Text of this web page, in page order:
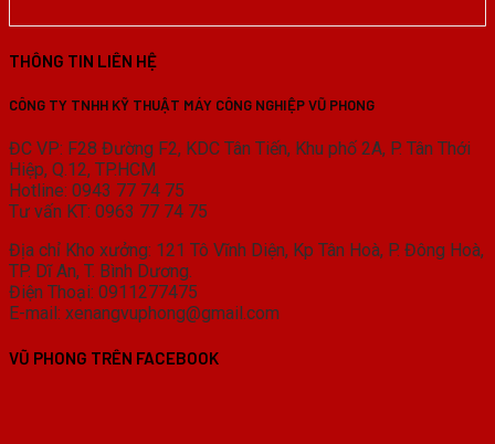
THÔNG TIN LIÊN HỆ
CÔNG TY TNHH KỸ THUẬT MÁY CÔNG NGHIỆP VŨ PHONG
ĐC VP: F28 Đường F2, KDC Tân Tiến, Khu phố 2A, P. Tân Thới
Hiệp, Q.12, TP.HCM
Hotline: 0943 77 74 75
Tư vấn KT: 0963 77 74 75
Địa chỉ Kho xưởng: 121 Tô Vĩnh Diện, Kp Tân Hoà, P. Đông Hoà,
TP. Dĩ An, T. Bình Dương.
Điện Thoại: 0911277475
E-mail: xenangvuphong@gmail.com
VŨ PHONG TRÊN FACEBOOK